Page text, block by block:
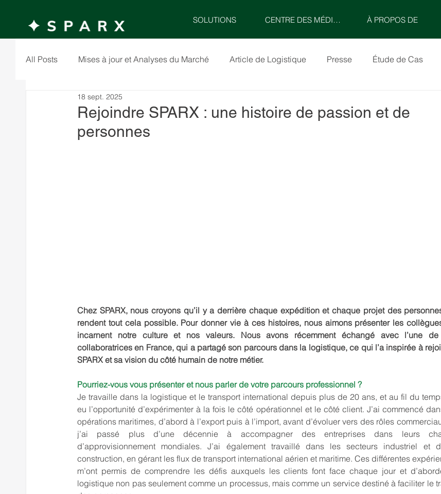
SOLUTIONS À PROPOS DE
CENTRE DES MÉDIAS
All Posts Mises à jour et Analyses du Marché Article de Logistique Presse Étude de Cas
Rejoindre SPARX : une histoire de passion et de
personnes
18 sept. 2025
Chez SPARX, nous croyons qu’il y a derrière chaque expédition et chaque projet des
rendent tout cela possible. Pour donner vie à ces histoires, nous aimons présenter les
incarnent notre culture et nos valeurs. Nous avons récemment échangé avec l’une
collaboratrices en France, qui a partagé son parcours dans la logistique, ce qui l’a inspirée à
SPARX et sa vision du côté humain de notre métier.
Pourriez-vous vous présenter et nous parler de votre parcours professionnel ?
Je travaille dans la logistique et le transport international depuis plus de 20 ans, et au fil du
eu l’opportunité d’expérimenter à la fois le côté opérationnel et le côté client. J’ai commencé
opérations maritimes, d’abord à l’export puis à l’import, avant d’évoluer vers des rôles
j’ai passé plus d’une décennie à accompagner des entreprises dans leurs
d’approvisionnement mondiales. J’ai également travaillé dans les secteurs industriel et
construction, en gérant les flux de transport international aérien et maritime. Ces différentes
m’ont permis de comprendre les défis auxquels les clients font face chaque jour et
logistique non pas seulement comme un processus, mais comme un service destiné à faciliter le